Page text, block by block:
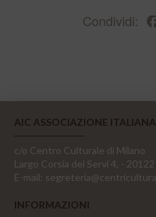
Condividi:
AIC ASSOCIAZIONE
c/o Centro Culturale di Milano
Largo Corsia dei Servi 4, -
E-mail:
INFORMAZIONI